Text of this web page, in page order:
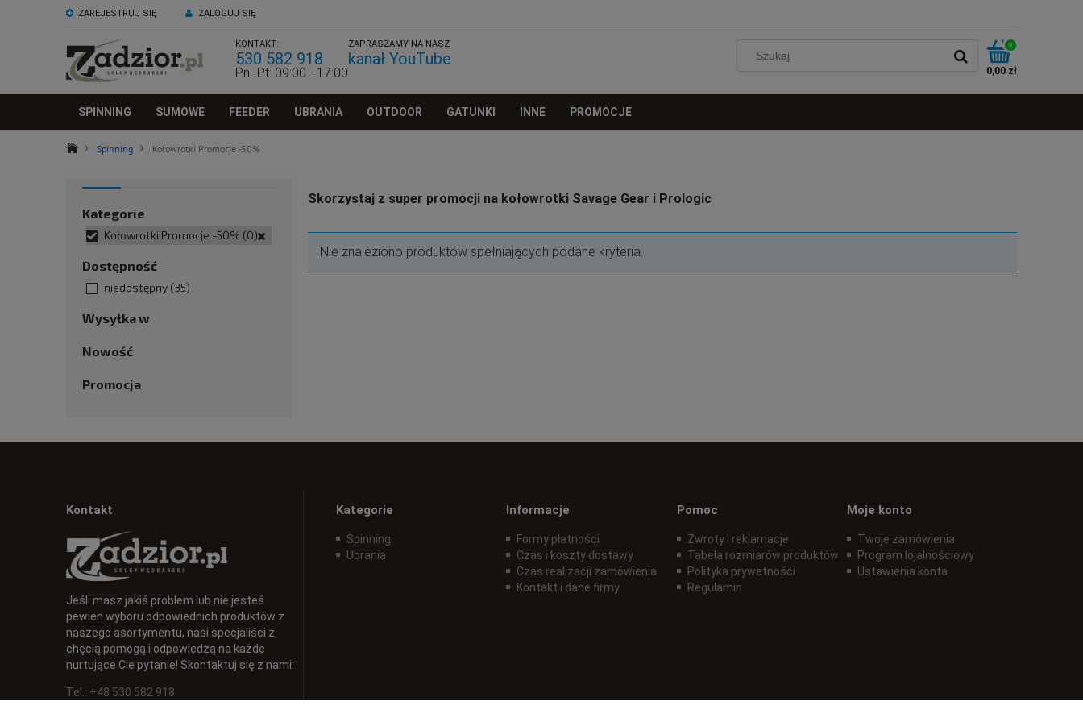
ZAREJESTRUJ SIĘ ZALOGUJ SIĘ
KONTAKT:
530 582 918
Pn -Pt: 09:00 - 17:00
ZAPRASZAMY NA NASZ
kanał YouTube
0
0,00 zł
SPINNING SUMOWE FEEDER UBRANIA OUTDOOR GATUNKI INNE PROMOCJE
Spinning Kołowrotki Promocje -50%
Kategorie
Kołowrotki Promocje -50% (0)
Dostępność
niedostępny (35)
Wysyłka w
Nowość
Promocja
Skorzystaj z super promocji na kołowrotki Savage Gear i Prologic
Nie znaleziono produktów spełniających podane kryteria.
Kontakt
Jeśli masz jakiś problem lub nie jesteś
pewien wyboru odpowiednich produktów z
naszego asortymentu, nasi specjaliści z
chęcią pomogą i odpowiedzą na każde
nurtujące Cie pytanie! Skontaktuj się z nami:
Tel.: +48 530 582 918
Kategorie
Spinning
Ubrania
Informacje
Formy płatności
Czas i koszty dostawy
Czas realizacji zamówienia
Kontakt i dane firmy
Pomoc
Zwroty i reklamacje
Tabela rozmiarów produktów
Polityka prywatności
Regulamin
Moje konto
Twoje zamówienia
Program lojalnościowy
Ustawienia konta